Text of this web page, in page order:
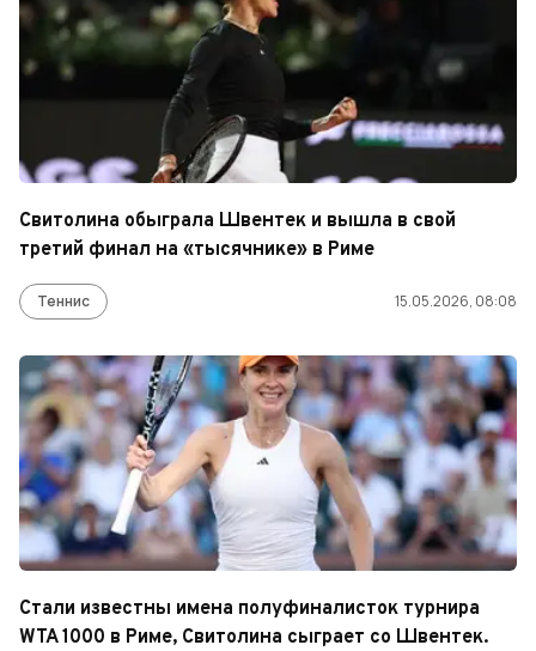
Свитолина обыграла Швентек и вышла в свой
третий финал на «тысячнике» в Риме
Теннис 15.05.2026, 08:08
Стали известны имена полуфиналисток турнира
WTA 1000 в Риме, Свитолина сыграет со Швентек.